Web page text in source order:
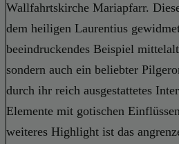
Wallfahrtskirche Mariapfarr.
dem heiligen Laurentius
beeindruckendes Beispiel
sondern auch ein beliebter
durch ihr reich ausgestattetes
Elemente mit gotischen
weiteres Highlight ist das